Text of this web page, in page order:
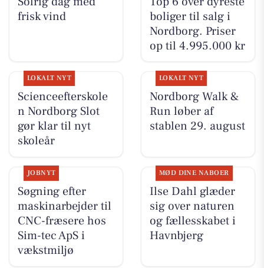
frisk vind
boliger til salg i
Nordborg. Priser
op til 4.995.000 kr
LOKALT NYT
Scienceefterskole
n Nordborg Slot
gør klar til nyt
skoleår
LOKALT NYT
Nordborg Walk &
Run løber af
stablen 29. august
JOBNYT
Søgning efter
maskinarbejder til
CNC-fræsere hos
Sim-tec ApS i
vækstmiljø
MØD DINE NABOER
Ilse Dahl glæder
sig over naturen
og fællesskabet i
Havnbjerg